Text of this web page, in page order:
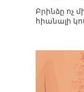
Բրինձը ոչ
հիանալի